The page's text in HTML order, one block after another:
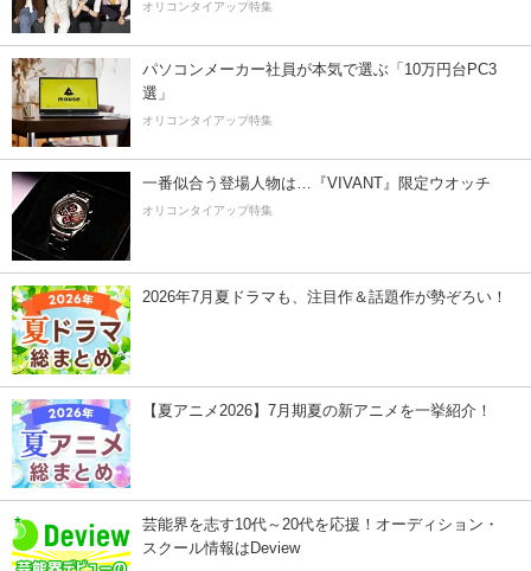
オリコンタイアップ特集
パソコンメーカー社員が本気で選ぶ「10万円台PC3
選」
オリコンタイアップ特集
一番似合う登場人物は…『VIVANT』限定ウオッチ
オリコンタイアップ特集
2026年7月夏ドラマも、注目作＆話題作が勢ぞろい！
【夏アニメ2026】7月期夏の新アニメを一挙紹介！
芸能界を志す10代～20代を応援！オーディション・
スクール情報はDeview